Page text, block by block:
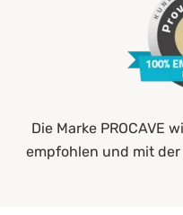
Die Marke PROCAVE
empfohlen und mit